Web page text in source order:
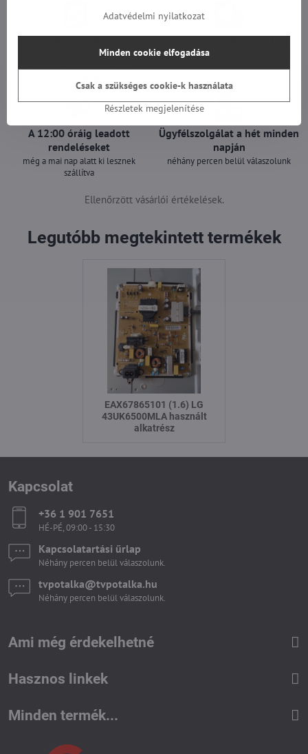
Minden termékünket
teszteljük
100%-os működőképességet
Szállítás csak 1490 Ft
25 000 Ft felett ingyenes a szállítás
A 12:00 óráig leadott
rendeléseket
még a mai nap alatt ki lesznek
szállítva
Ügyfélszolgálat a hét minden
napján
néhány percen belül válaszolunk
Ellenőrzött vásárlói értékelések.
Legutóbb megtekintett termékek
EAX67865101 (1.6) LG
43UK6500MLA használt
alkatrész
Kapcsolat
+36 1 901 7651
HÉ-PÉ, 09:00 - 15:30
Kapcsolatartási űrlap
Néhány percen belül válaszolunk.
tvpotalka​@tvpotalka​.hu
Néhány percen belül válaszolunk.
Ami még érdekelhetné
Hasznos linkek
Minden termék...
Adatvédelmi nyilatkozat
Részletek megjelenítése
Minden cookie elfogadása
Csak a szükséges cookie-k használata